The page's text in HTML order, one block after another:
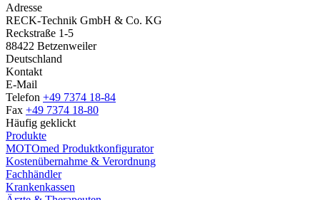
Adresse
RECK-Technik GmbH & Co. KG
Reckstraße 1-5
88422 Betzenweiler
Deutschland
Kontakt
E-Mail
Telefon +49 7374 18-84
Fax +49 7374 18-80
Häufig geklickt
Produkte
MOTOmed Produktkonfigurator
Kostenübernahme & Verordnung
Fachhändler
Krankenkassen